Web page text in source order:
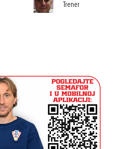
Trener